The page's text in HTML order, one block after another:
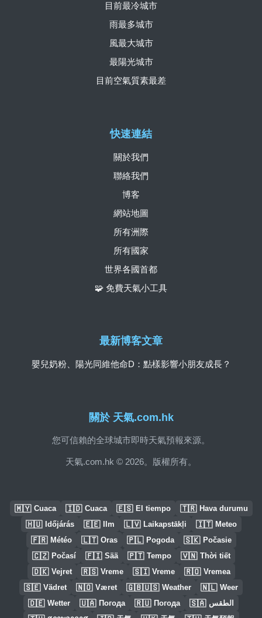
關於 天氣.com.hk
您可信賴的全球城市即時天氣預報來源。
天氣.com.hk © 2026。版權所有。
快速連結
關於我們
聯絡我們
博客
網站地圖
所有洲際
所有國家
世界各國首都
🧩 免費天氣小工具
目前最冷城市
雨最多城市
風最大城市
最陽光城市
目前空氣質素最差
最新博客文章
嬰兒奶粉、陽光同維他命D：點樣影響小朋友成長？
🇲🇾 Cuaca 🇮🇩 Cuaca 🇪🇸 El tiempo 🇹🇷 Hava durumu
🇭🇺 Időjárás 🇪🇪 Ilm 🇱🇻 Laikapstākļi 🇮🇹 Meteo
🇫🇷 Météo 🇱🇹 Oras 🇵🇱 Pogoda 🇸🇰 Počasie
🇨🇿 Počasí 🇫🇮 Sää 🇵🇹 Tempo 🇻🇳 Thời tiết
🇩🇰 Vejret 🇷🇸 Vreme 🇸🇮 Vreme 🇷🇴 Vremea
🇸🇪 Vädret 🇳🇴 Været 🇬🇧🇺🇸 Weather 🇳🇱 Weer
🇩🇪 Wetter 🇺🇦 Погода 🇷🇺 Погода 🇸🇦 الطقس